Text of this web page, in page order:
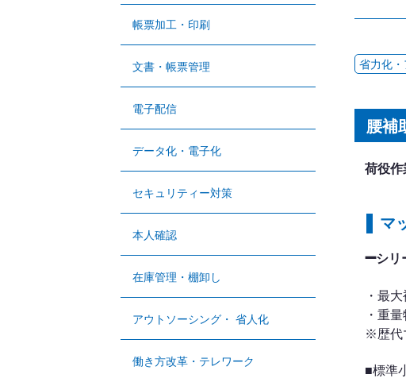
帳票加工・印刷
文書・帳票管理
電子配信
データ化・電子化
セキュリティー対策
本人確認
在庫管理・棚卸し
アウトソーシング・ 省人化
働き方改革・テレワーク
省力化・
腰補
荷役作
マ
➖シリ
・最
・重
※歴代
■標準